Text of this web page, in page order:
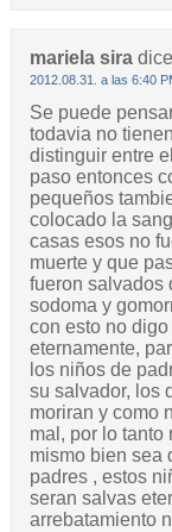
mariela sira
2012.08.31. a las 6:40
Se puede
todavia no
distinguir entre
paso entonces
pequeños
colocado la
casas esos no
muerte y que
fueron salvados
sodoma y
con esto no
eternamente,
los niños de
su salvador, los
moriran y como
mal, por lo
mismo bien sea
padres , estos
seran salvas
arrebatamiento